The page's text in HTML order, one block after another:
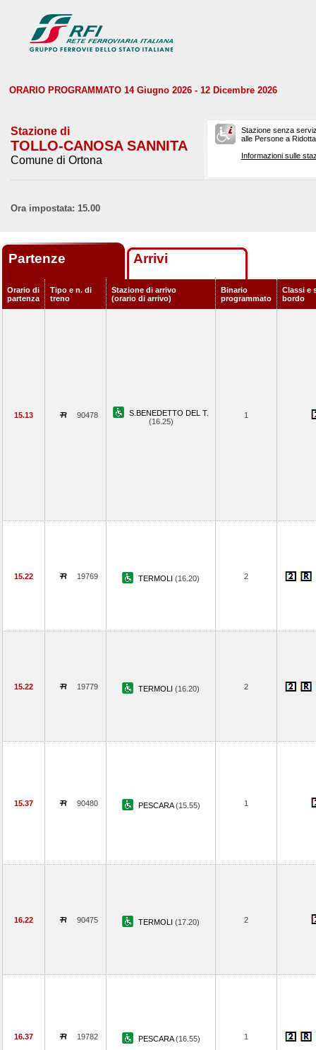
ORARIO PROGRAMMATO 14 Giugno 2026 - 12 Dicembre 2026
Stazione di
TOLLO-CANOSA SANNITA
Comune di Ortona
Stazione senza
alle Persone a
Informazioni sulle
Ora impostata: 15.00
Partenze Arrivi
Orario di
partenza
Tipo e n. di
treno
Stazione di arrivo
(orario di arrivo)
Binario
programmato
Classi e
bordo
15.13 90478
S.BENEDETTO DEL T.
(16.25)
1
15.22 19769 TERMOLI (16.20) 2
15.22 19779 TERMOLI (16.20) 2
15.37 90480 PESCARA(15.55) 1
16.22 90475 TERMOLI (17.20) 2
16.37 19782 PESCARA(16.55) 1